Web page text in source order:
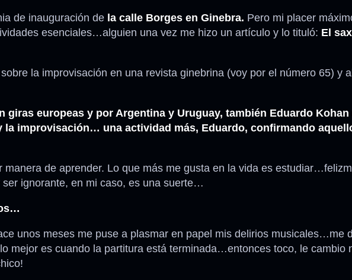
de inauguración de la calle Borges en Ginebra. Pero mi placer
esenciales…alguien una vez me hizo un artículo y lo tituló: El
la improvisación en una revista ginebrina (voy por el número 65) y
giras europeas y por Argentina y Uruguay, también Eduardo Kohan
la improvisación… una actividad más, Eduardo, confirmando
manera de aprender. Lo que más me gusta en la vida es
ignorante, en mi caso, es una suerte…
unos meses me puse a plasmar en papel mis delirios musicales…me
mejor es cuando la partitura está terminada…entonces toco, le cambio